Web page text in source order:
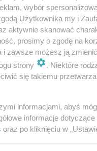
posłem, a w
w tym również
organizacje
z nimi
odpadów
Miejskiej w
przestępców
wybór
Użytkownika my i
aktywnie skanować
prosimy o zgodę na
i zawsze możesz ją
strony
. Niektóre
się takiemu
informacjami, abyś
informacje
oraz po kliknięciu w